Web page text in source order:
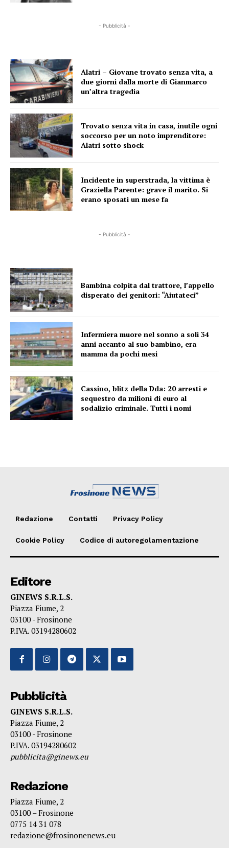
- Pubblicità -
Alatri – Giovane trovato senza vita, a
due giorni dalla morte di Gianmarco
un’altra tragedia
Trovato senza vita in casa, inutile ogni
soccorso per un noto imprenditore:
Alatri sotto shock
Incidente in superstrada, la vittima è
Graziella Parente: grave il marito. Si
erano sposati un mese fa
- Pubblicità -
Bambina colpita dal trattore, l’appello
disperato dei genitori: “Aiutateci”
Infermiera muore nel sonno a soli 34
anni accanto al suo bambino, era
mamma da pochi mesi
Cassino, blitz della Dda: 20 arresti e
sequestro da milioni di euro al
sodalizio criminale. Tutti i nomi
Redazione Contatti Privacy Policy
Cookie Policy Codice di autoregolamentazione
Editore
GINEWS S.R.L.S.
Piazza Fiume, 2
03100 - Frosinone
P.IVA. 03194280602
Pubblicità
GINEWS S.R.L.S.
Piazza Fiume, 2
03100 - Frosinone
P.IVA. 03194280602
pubblicita@ginews.eu
Redazione
Piazza Fiume, 2
03100 – Frosinone
0775 14 31 078
redazione@frosinonenews.eu